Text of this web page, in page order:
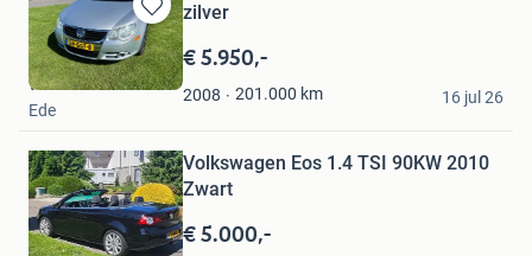
Bewaren
in
Mijn
Favorieten
zilver
€ 5.950,-
2008 201.000 km
van Beek
Ede
16 jul 26
Bewaren
FavorietenVolkswagen Eos 1.4 TSI 90KW 2010
Zwart
€ 5.000,-